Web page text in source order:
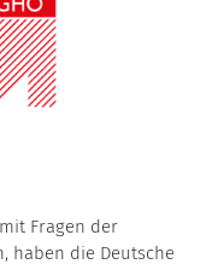
Fragen der
haben die Deutsche